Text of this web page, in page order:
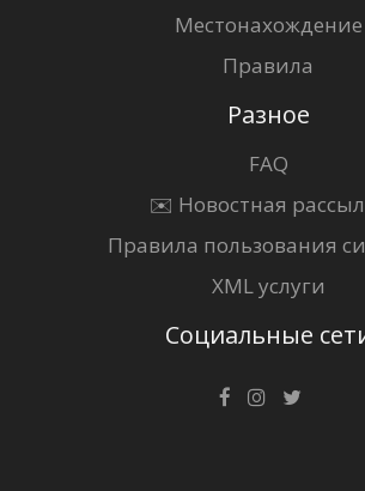
Местонахождение
Правила
Разное
FAQ
✉️ Новостная
Правила пользования
XML услуги
Социальные